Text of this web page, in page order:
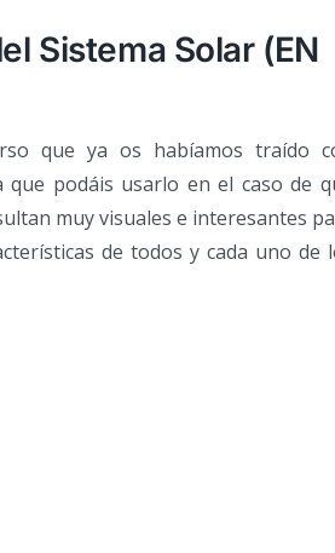
Sistema Solar (EN
que ya os habíamos traído
que podáis usarlo en el caso de
muy visuales e interesantes
de todos y cada uno de